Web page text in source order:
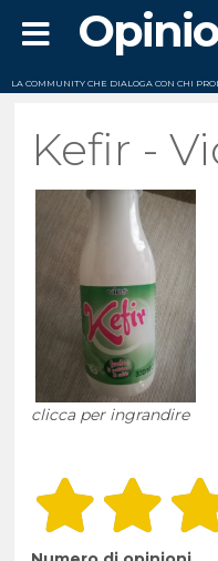
LA COMMUNITY CHE DIALOGA CON CHI
Kefir -
clicca per ingrandire